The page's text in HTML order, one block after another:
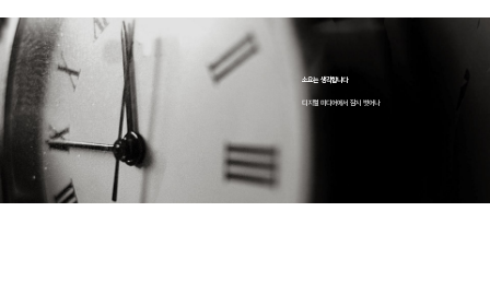
소요는 생각합니다
디지털 미디어에서 잠시 벗어나